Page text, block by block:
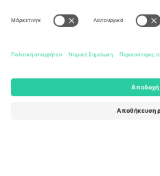
Newark, Delaware 19713, United
Regus Sofia City West, bul
Totleben 53-55, 1606 Sofia,